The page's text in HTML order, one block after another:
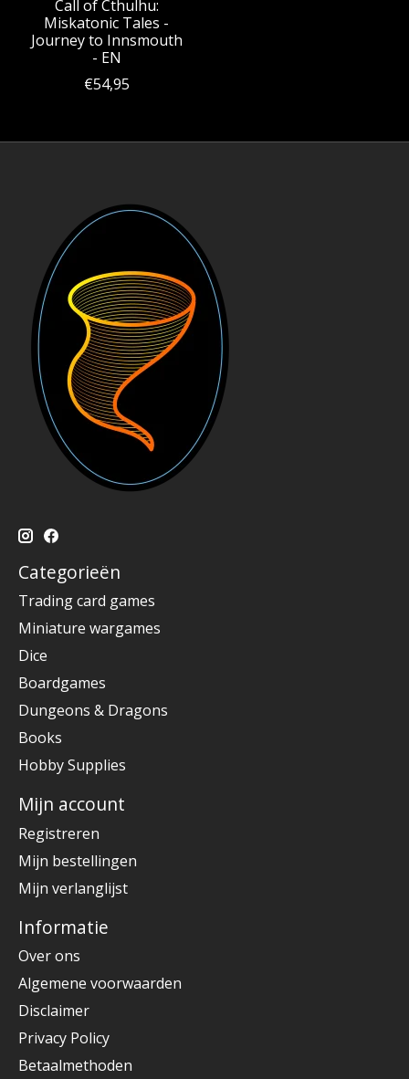
Call of Cthulhu:
Miskatonic Tales -
Journey to Innsmouth
- EN
€54,95
Categorieën
Trading card games
Miniature wargames
Dice
Boardgames
Dungeons & Dragons
Books
Hobby Supplies
Mijn account
Registreren
Mijn bestellingen
Mijn verlanglijst
Informatie
Over ons
Algemene voorwaarden
Disclaimer
Privacy Policy
Betaalmethoden